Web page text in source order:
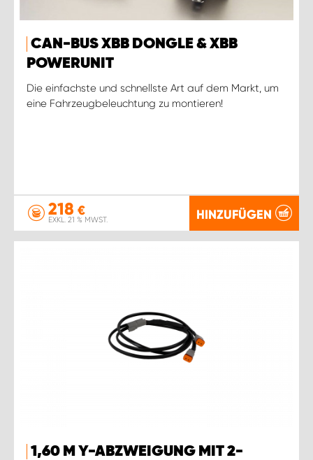
CAN-BUS XBB DONGLE & XBB
POWERUNIT
Die einfachste und schnellste Art auf dem Markt, um
eine Fahrzeugbeleuchtung zu montieren!
218 €
EXKL. 21 % MWST. HINZUFÜGEN
1,60 M Y-ABZWEIGUNG MIT 2-